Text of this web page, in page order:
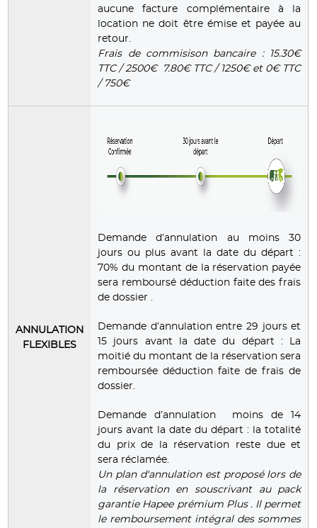
aucune facture complémentaire à la
location ne doit être émise et payée au
retour.
Frais de commisison bancaire : 15.30€
TTC / 2500€ 7.80€ TTC / 1250€ et 0€ TTC
/ 750€
ANNULATION
FLEXIBLES
Demande d’annulation au moins 30
jours ou plus avant la date du départ :
70% du montant de la réservation payée
sera remboursé déduction faite des frais
de dossier .
Demande d’annulation entre 29 jours et
15 jours avant la date du départ : La
moitié du montant de la réservation sera
remboursée déduction faite de frais de
dossier.
Demande d’annulation moins de 14
jours avant la date du départ : la totalité
du prix de la réservation reste due et
sera réclamée.
Un plan d'annulation est proposé lors de
la réservation en souscrivant au pack
garantie Hapee prémium Plus . Il permet
le remboursement intégral des sommes